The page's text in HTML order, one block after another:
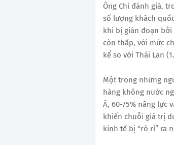
Ông Chi đánh giá,
số lượng khách
khi bị gián đoạn
còn thấp, với mức
kể so với Thái Lan
Một trong những
hàng không nước
Á, 60-75% năng lực
khiến chuỗi giá trị
kinh tế bị “rò rỉ” ra